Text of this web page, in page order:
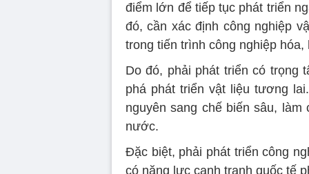
điểm lớn để tiếp tục phát triển
đó, cần xác định công nghiệp
trong tiến trình công nghiệp
Do đó, phải phát triển có trọng
phá phát triển vật liệu tương
nguyên sang chế biến sâu,
nước.
Đặc biệt, phải phát triển công
có năng lực cạnh tranh quốc tế